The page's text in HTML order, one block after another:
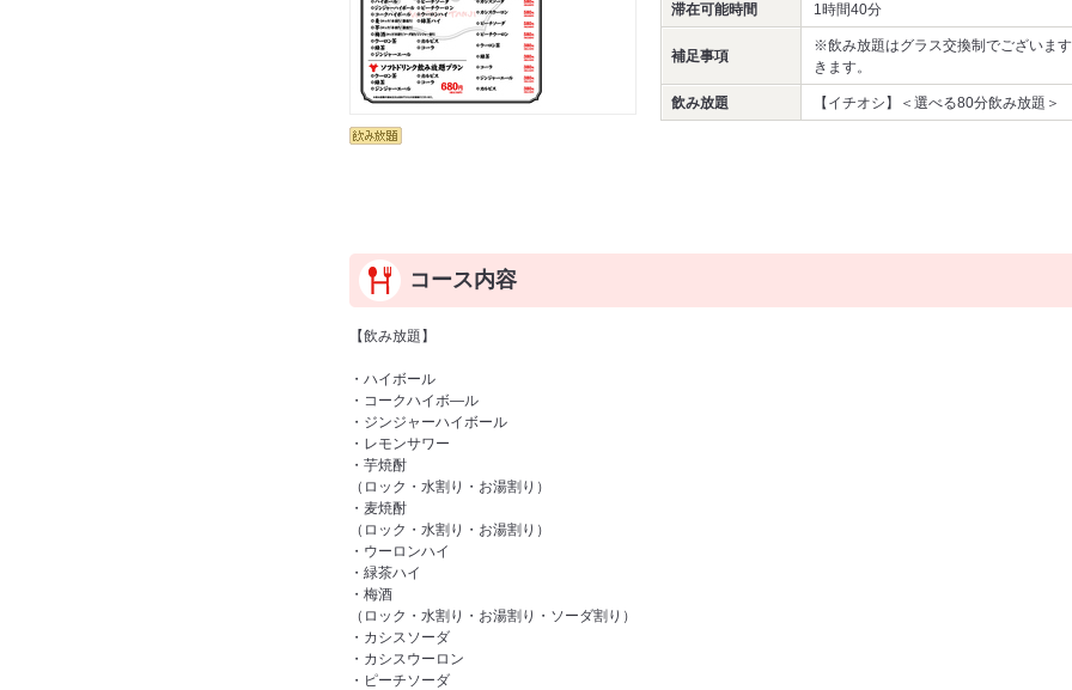
滞在可能時間 1時間40分
補足事項
※飲み放題はグラス交換制でございま
きます。
飲み放題 【イチオシ】＜選べる80分飲み放題＞
コース内容
【飲み放題】
・ハイボール
・コークハイボ―ル
・ジンジャーハイボール
・レモンサワー
・芋焼酎
（ロック・水割り・お湯割り）
・麦焼酎
（ロック・水割り・お湯割り）
・ウーロンハイ
・緑茶ハイ
・梅酒
（ロック・水割り・お湯割り・ソーダ割り）
・カシスソーダ
・カシスウーロン
・ピーチソーダ